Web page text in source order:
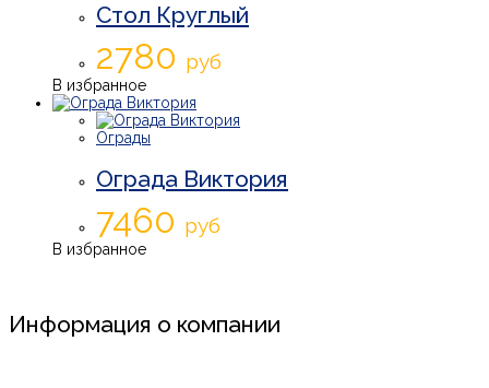
Стол Круглый
2780 руб
В избранное
Ограды
Ограда Виктория
7460 руб
В избранное
Информация о компании